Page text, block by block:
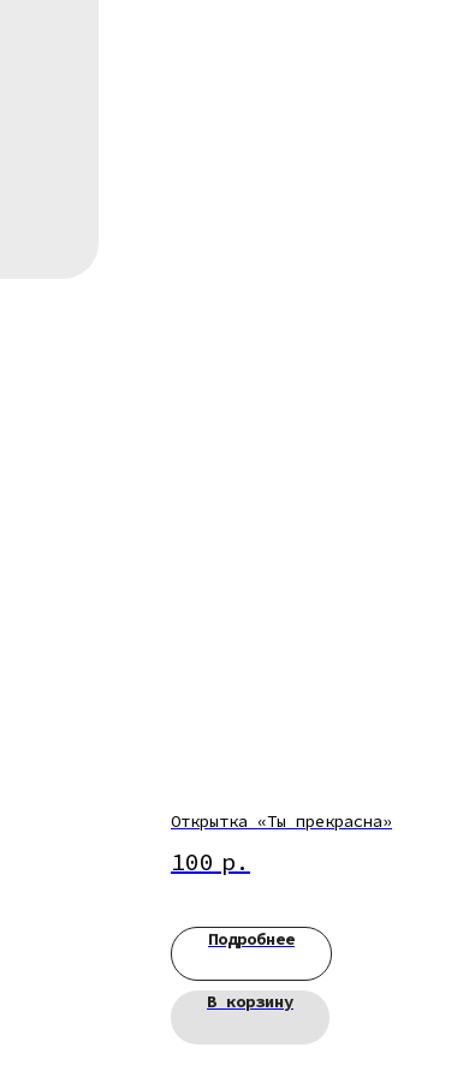
Открытка «Ты прекрасна»
100 р.
Подробнее
В корзину